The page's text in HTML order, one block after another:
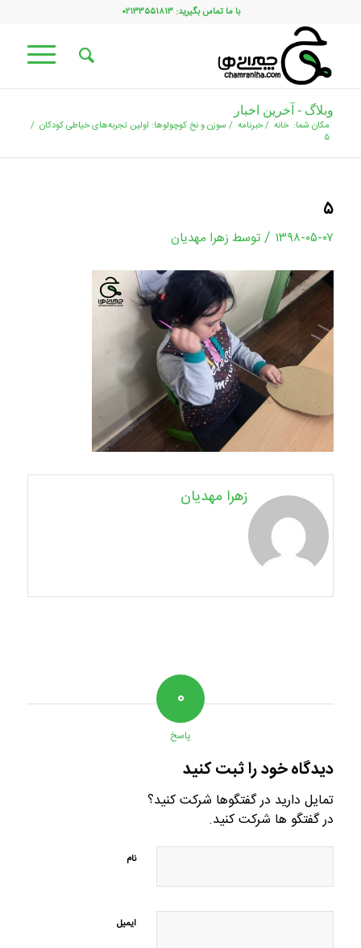
با ما تماس بگیرید: ۰۲۱۳۳۵۵۱۸۱۳
وبلاگ - آخرین اخبار
مکان شما: خانه /خبرنامه / سوزن و نخ کوچولوها: اولین تجربه‌های خیاطی کودکان /
۵
۵
۱۳۹۸-۰۵-۰۷ / توسط زهرا مهدیان
زهرا مهدیان
۰
پاسخ
دیدگاه خود را ثبت کنید
تمایل دارید در گفتگوها شرکت کنید؟
در گفتگو ها شرکت کنید.
نام
ایمیل